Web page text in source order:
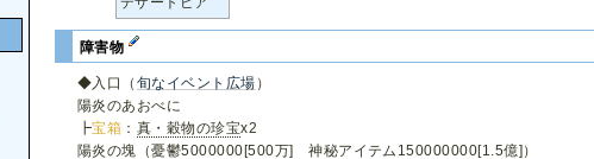
障害物
◆入口（ 旬なイベント広場 ）
陽炎のあおべに
┣宝箱 ： 真・穀物の珍宝x2
陽炎の塊（憂鬱5000000[500万] 神秘アイテム150000000[1.5億]）